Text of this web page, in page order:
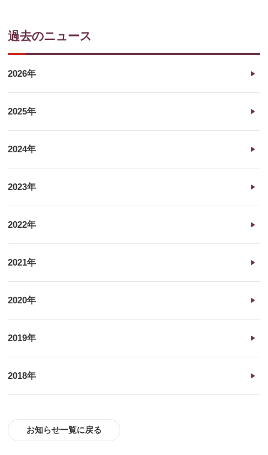
過去のニュース
2026年
2025年
2024年
2023年
2022年
2021年
2020年
2019年
2018年
お知らせ一覧に戻る